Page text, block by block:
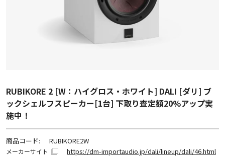
RUBIKORE 2 [W：ハイグロス・ホワイト] DALI [ダリ] ブ
ックシェルフスピーカー[1台] 下取り査定額20%アップ実
施中！
商品コード: RUBIKORE2W
メーカーサイト https://dm-importaudio.jp/dali/lineup/dali/46.html